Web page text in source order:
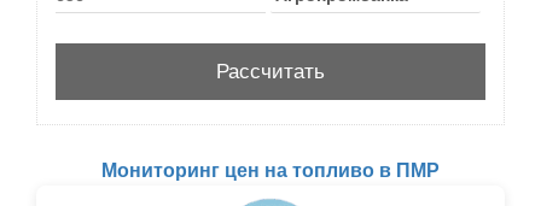
Мониторинг цен на топливо в ПМР